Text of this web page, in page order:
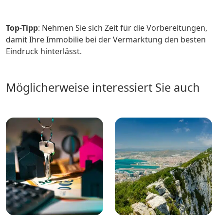
Top-Tipp: Nehmen Sie sich Zeit für die Vorbereitungen,
damit Ihre Immobilie bei der Vermarktung den besten
Eindruck hinterlässt.
Möglicherweise interessiert Sie auch